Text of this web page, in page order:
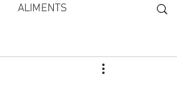
ALIMENTS
SOINS, CURES, MASSAGES